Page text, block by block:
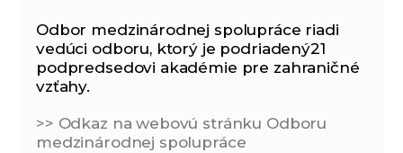
Odbor medzinárodnej spolupráce riadi
vedúci odboru, ktorý je podriadený21
podpredsedovi akadémie pre zahraničné
vzťahy.
>> Odkaz na webovú stránku Odboru
medzinárodnej spolupráce